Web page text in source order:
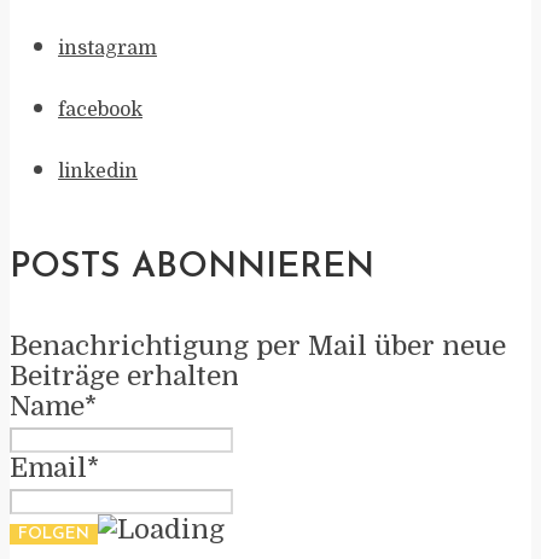
instagram
facebook
linkedin
POSTS ABONNIEREN
Benachrichtigung per Mail über neue
Beiträge erhalten
Name*
Email*